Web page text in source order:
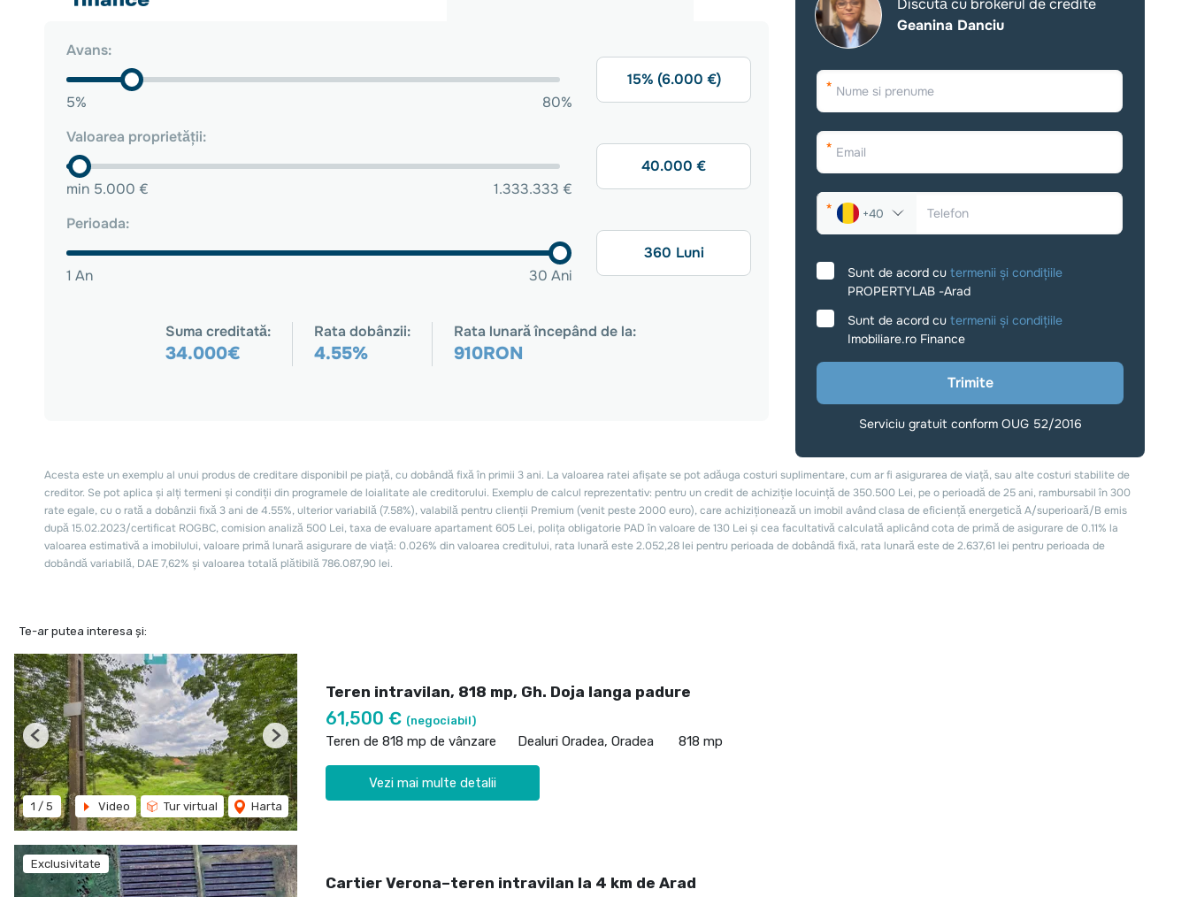
Te-ar putea interesa și:
1 / 5 Video Tur virtual Harta
Previous Next
Teren intravilan, 818 mp, Gh. Doja langa padure
61,500 € (negociabil)
Teren de 818 mp de vânzare Dealuri Oradea, Oradea 818 mp
Vezi mai multe detalii
Exclusivitate
Cartier Verona–teren intravilan la 4 km de Arad